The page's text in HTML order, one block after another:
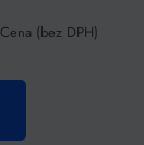
Cena (bez DPH)